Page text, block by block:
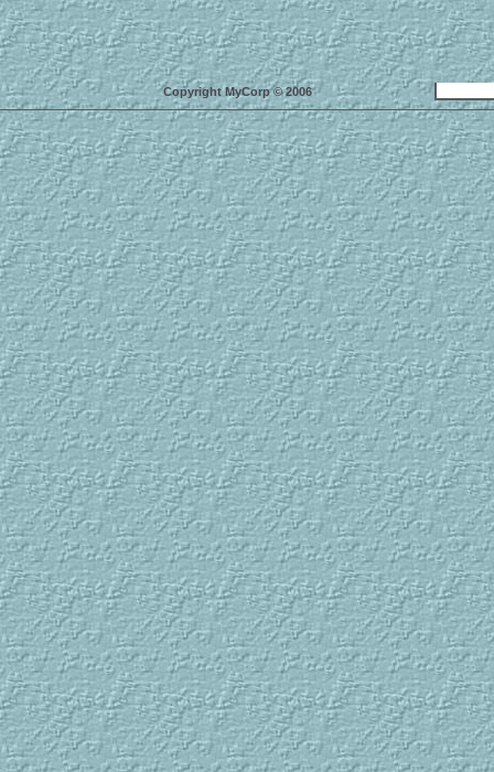
Copyright MyCorp © 2006